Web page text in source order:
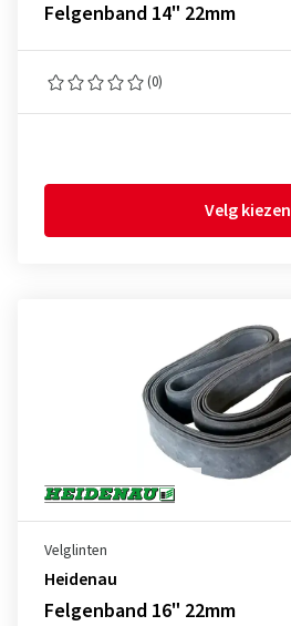
Felgenband 14" 22mm
(0)
Velg kiezen
Velglinten
Heidenau
Felgenband 16" 22mm